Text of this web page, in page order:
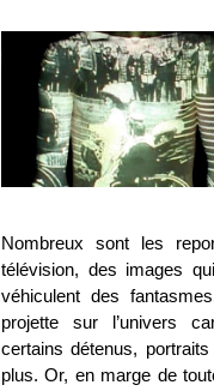
Nombreux sont les
télévision, des images
véhiculent des
projette sur l’univers
certains détenus,
plus. Or, en marge de